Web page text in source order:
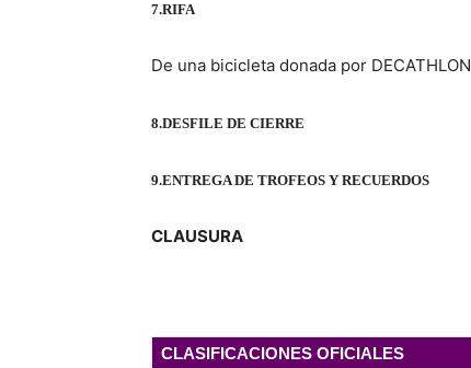
7.RIFA
De una bicicleta donada por DECATHLON
8.DESFILE DE CIERRE
9.ENTREGA DE TROFEOS Y RECUERDOS
CLAUSURA
CLASIFICACIONES OFICIALES